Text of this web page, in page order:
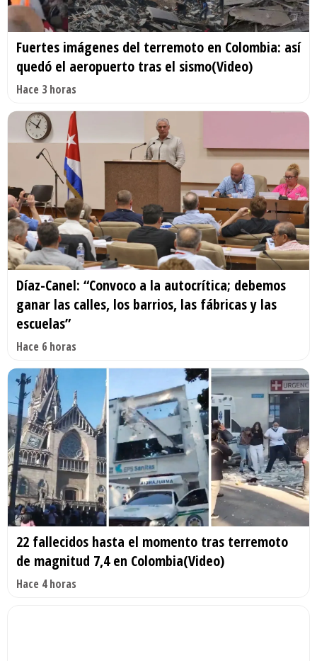
Fuertes imágenes del terremoto en Colombia: así
quedó el aeropuerto tras el sismo(Video)
Hace 3 horas
Díaz-Canel: “Convoco a la autocrítica; debemos
ganar las calles, los barrios, las fábricas y las
escuelas”
Hace 6 horas
22 fallecidos hasta el momento tras terremoto
de magnitud 7,4 en Colombia(Video)
Hace 4 horas